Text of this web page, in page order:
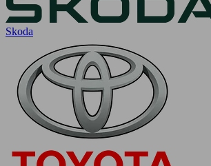
Skoda